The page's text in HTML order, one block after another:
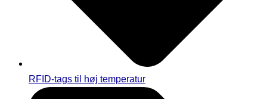
RFID-tags til høj temperatur